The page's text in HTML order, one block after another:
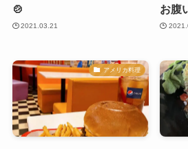
🍲
2021.03.21
お腹
アメリカ料理